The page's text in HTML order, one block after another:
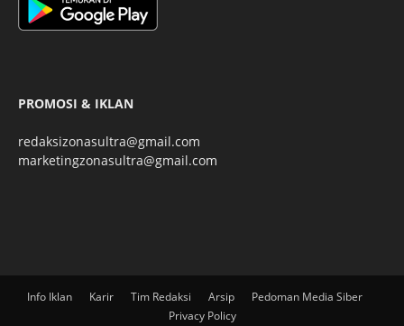
PROMOSI & IKLAN
redaksizonasultra@gmail.com
marketingzonasultra@gmail.com
Info Iklan Karir Tim Redaksi Arsip
Pedoman Media Siber
Privacy Policy